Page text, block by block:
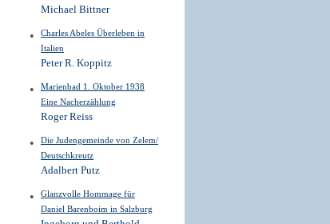
Michael Bittner
Charles Abeles Überleben in
Italien
Peter R. Koppitz
Marienbad 1. Oktober 1938
Eine Nacherzählung
Roger Reiss
Die Judengemeinde von Zelem/
Deutschkreutz
Adalbert Putz
Glanzvolle Hommage für
Daniel Barenboim in Salzburg